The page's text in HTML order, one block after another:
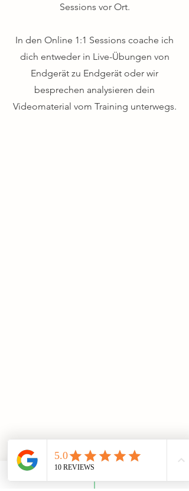
Sessions vor Ort.
In den Online 1:1 Sessions coache ich
dich entweder in Live-Übungen von
Endgerät zu Endgerät oder wir
besprechen analysieren dein
Videomaterial vom Training unterwegs.